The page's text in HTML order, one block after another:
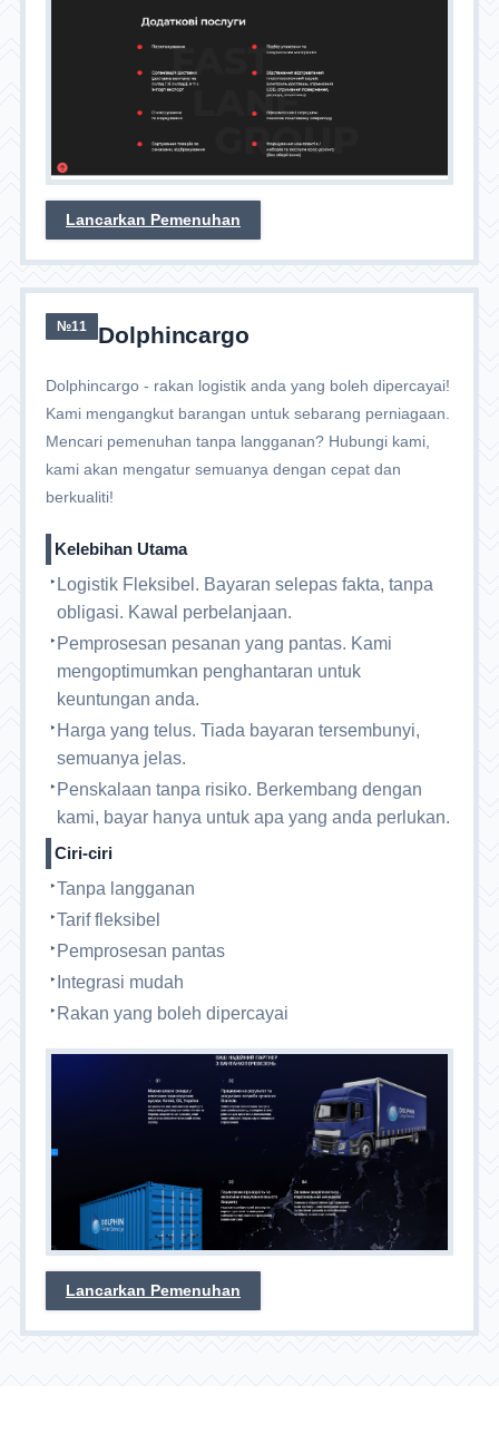
Lancarkan Pemenuhan
№11 Dolphincargo
Dolphincargo - rakan logistik anda yang boleh dipercayai!
Kami mengangkut barangan untuk sebarang perniagaan.
Mencari pemenuhan tanpa langganan? Hubungi kami,
kami akan mengatur semuanya dengan cepat dan
berkualiti!
Kelebihan Utama
Logistik Fleksibel. Bayaran selepas fakta, tanpa
obligasi. Kawal perbelanjaan.
Pemprosesan pesanan yang pantas. Kami
mengoptimumkan penghantaran untuk
keuntungan anda.
Harga yang telus. Tiada bayaran tersembunyi,
semuanya jelas.
Penskalaan tanpa risiko. Berkembang dengan
kami, bayar hanya untuk apa yang anda perlukan.
Ciri-ciri
Tanpa langganan
Tarif fleksibel
Pemprosesan pantas
Integrasi mudah
Rakan yang boleh dipercayai
Lancarkan Pemenuhan